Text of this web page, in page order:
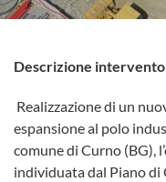
Descrizione intervento
Realizzazione di un
espansione al polo
comune di Curno (BG),
individuata dal Piano